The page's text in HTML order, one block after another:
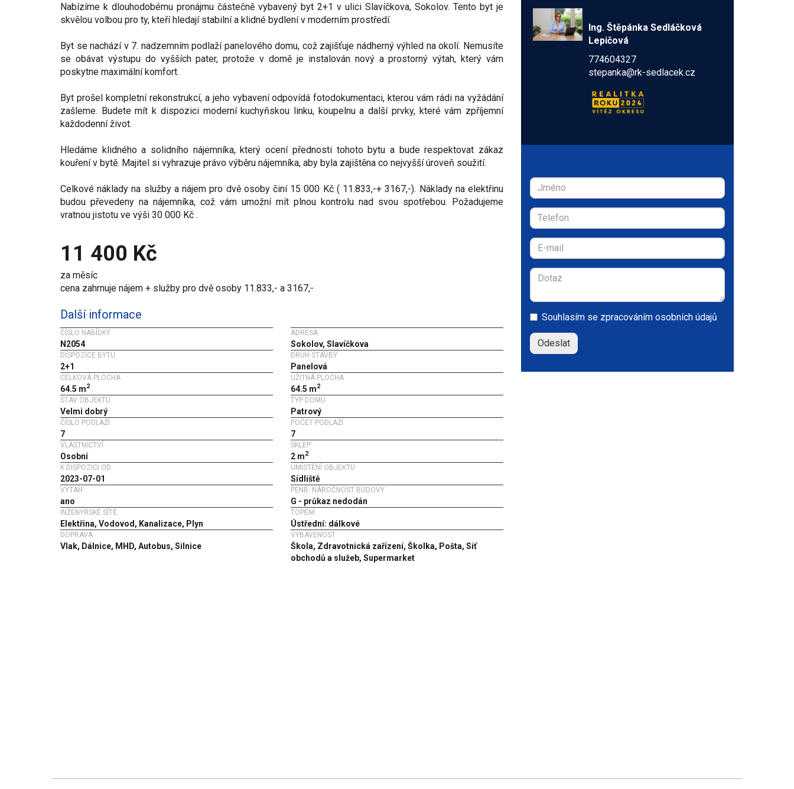
Nabízíme k dlouhodobému pronájmu částečně vybavený byt 2+1 v ulici Slavíčkova, Sokolov. Tento byt je
skvělou volbou pro ty, kteří hledají stabilní a klidné bydlení v moderním prostředí.
Byt se nachází v 7. nadzemním podlaží panelového domu, což zajišťuje nádherný výhled na okolí. Nemusíte
se obávat výstupu do vyšších pater, protože v domě je instalován nový a prostorný výtah, který vám
poskytne maximální komfort.
Byt prošel kompletní rekonstrukcí, a jeho vybavení odpovídá fotodokumentaci, kterou vám rádi na vyžádání
zašleme. Budete mít k dispozici moderní kuchyňskou linku, koupelnu a další prvky, které vám zpříjemní
každodenní život.
Hledáme klidného a solidního nájemníka, který ocení přednosti tohoto bytu a bude respektovat zákaz
kouření v bytě. Majitel si vyhrazuje právo výběru nájemníka, aby byla zajištěna co nejvyšší úroveň soužití.
Celkové náklady na služby a nájem pro dvě osoby činí 15 000 Kč ( 11.833,-+ 3167,-). Náklady na elektřinu
budou převedeny na nájemníka, což vám umožní mít plnou kontrolu nad svou spotřebou. Požadujeme
vratnou jistotu ve výši 30 000 Kč .
11 400 Kč
za měsíc
cena zahrnuje nájem + služby pro dvě osoby 11.833,- a 3167,-
Další informace
ČÍSLO NABÍDKY
N2054
ADRESA
Sokolov, Slavíčkova
DISPOZICE BYTU
2+1
DRUH STAVBY
Panelová
CELKOVÁ PLOCHA
64.5 m2
UŽITNÁ PLOCHA
64.5 m2
STAV OBJEKTU
Velmi dobrý
TYP DOMU
Patrový
ČÍSLO PODLAŽÍ
7
POČET PODLAŽÍ
7
VLASTNICTVÍ
Osobní
SKLEP
2 m2
K DISPOZICI OD
2023-07-01
UMÍSTĚNÍ OBJEKTU
Sídliště
VÝTAH
ano
PENB: NÁROČNOST BUDOVY
G - průkaz nedodán
INŽENÝRSKÉ SÍTĚ
Elektřina, Vodovod, Kanalizace, Plyn
TOPENÍ
Ústřední: dálkové
DOPRAVA
Vlak, Dálnice, MHD, Autobus, Silnice
VYBAVENOST
Škola, Zdravotnická zařízení, Školka, Pošta, Síť
obchodů a služeb, Supermarket
Ing. Štěpánka Sedláčková
Lepičová
774604327
stepanka@rk-sedlacek.cz
Souhlasím se zpracováním osobních údajů